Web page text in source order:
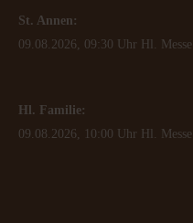
St. Annen:
09.08.2026, 09:30 Uhr Hl. Messe
Hl. Familie:
09.08.2026, 10:00 Uhr Hl. Messe